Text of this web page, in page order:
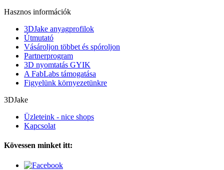
Hasznos információk
3DJake anyagprofilok
Útmutató
Vásároljon többet és spóroljon
Partnerprogram
3D nyomtatás GYIK
A FabLabs támogatása
Figyelünk környezetünkre
3DJake
Üzleteink - nice shops
Kapcsolat
Kövessen minket itt: